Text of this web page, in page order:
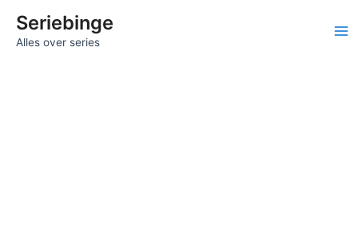
naarSeriebinge
Alles over series